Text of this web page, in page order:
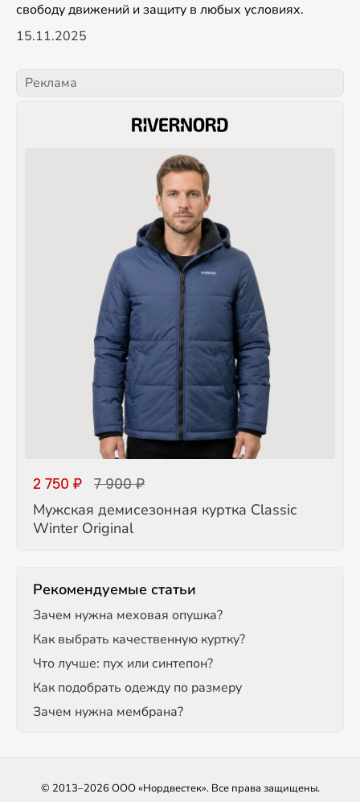
свободу движений и защиту в любых условиях.
15.11.2025
Реклама
2 750 ₽ 7 900 ₽
Мужская демисезонная куртка Classic
Winter Original
Рекомендуемые статьи
Зачем нужна меховая опушка?
Как выбрать качественную куртку?
Что лучше: пух или синтепон?
Как подобрать одежду по размеру
Зачем нужна мембрана?
© 2013–2026 ООО «Нордвестек». Все права защищены.